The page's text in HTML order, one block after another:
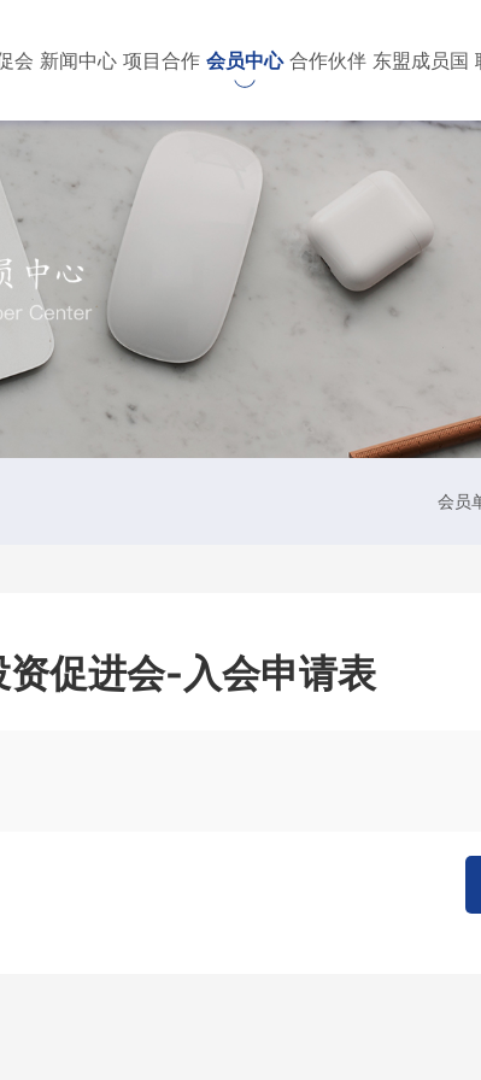
会
贸促会章程
新闻中心
贸促会新闻
项目合作
国内项目 国际项目
会员中心
会员单位
合作伙伴 东盟成员国
会员
促进会-入会申请表